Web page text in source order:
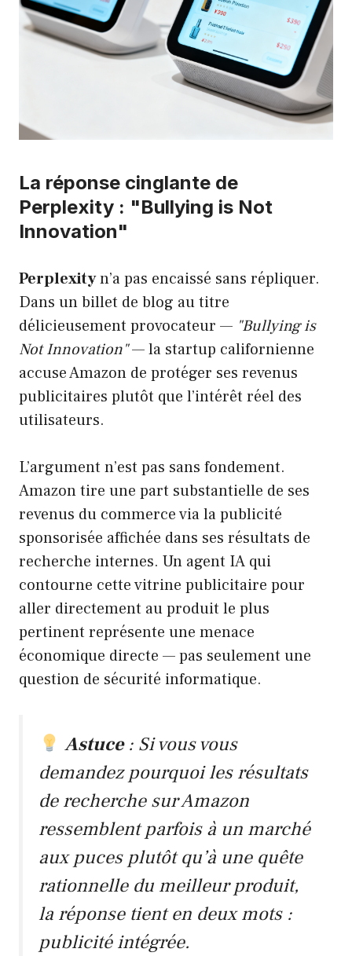
La réponse cinglante de
Perplexity : "Bullying is Not
Innovation"
Perplexityn’a pas encaissé sans répliquer.
Dans un billet de blog au titre
délicieusement provocateur — "Bullying is
Not Innovation"— la startup californienne
accuse Amazon de protéger ses revenus
publicitaires plutôt que l’intérêt réel des
utilisateurs.
L’argument n’est pas sans fondement.
Amazon tire une part substantielle de ses
revenus du commerce via la publicité
sponsorisée affichée dans ses résultats de
recherche internes. Un agent IA qui
contourne cette vitrine publicitaire pour
aller directement au produit le plus
pertinent représente une menace
économique directe — pas seulement une
question de sécurité informatique.
Astuce: Si vous vous
demandez pourquoi les résultats
de recherche sur Amazon
ressemblent parfois à un marché
aux puces plutôt qu’à une quête
rationnelle du meilleur produit,
la réponse tient en deux mots :
publicité intégrée.